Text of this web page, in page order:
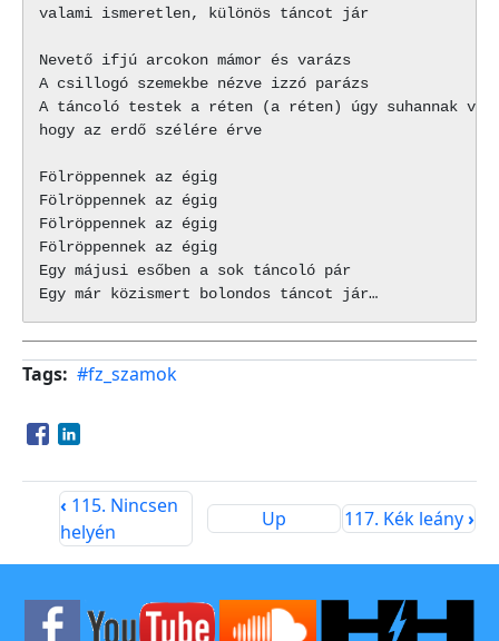
valami ismeretlen, különös táncot jár
Nevető ifjú arcokon mámor és varázs
A csillogó szemekbe nézve izzó parázs
A táncoló testek a réten (a réten) úgy suhannak
hogy az erdő szélére érve
Fölröppennek az égig
Fölröppennek az égig
Fölröppennek az égig
Fölröppennek az égig
Egy májusi esőben a sok táncoló pár
Tags #fz_szamok
Opens in a new window
Opens in a new window
‹ 115. Nincsen
helyén
Up 117. Kék leány›